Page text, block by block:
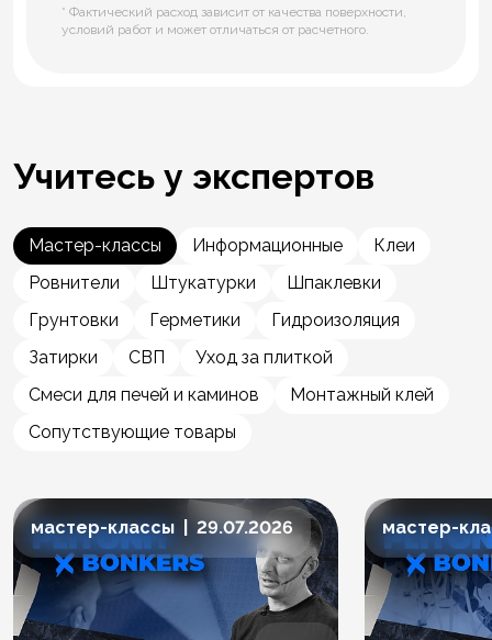
* Фактический расход зависит от качества поверхности,
условий работ и может отличаться от расчетного.
Учитесь у экспертов
Мастер-классы Информационные
Клеи
Ровнители
Штукатурки
Шпаклевки
Грунтовки
Герметики
Гидроизоляция
Затирки
СВП
Уход за плиткой
Смеси для печей и каминов
Монтажный клей
Сопутствующие товары
мастер-классы | 29.07.2026 мастер-